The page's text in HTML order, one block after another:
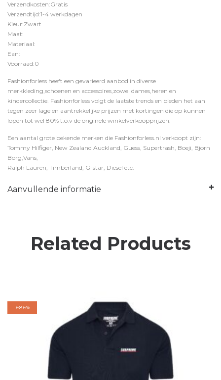
Verzendkosten:Gratis
Verzendtijd:1-4 werkdagen
Kleur:Zwart
Maat:
Materiaal:
Ean:
Voorraad:0
Fashionforless heeft een gevarieerd aanbod in diverse
merkkleding,schoenen en accessoires,zowel dames,heren en
kindercollectie. Fashionforless volgt de laatste trends en bieden het aan
tegen zeer lage en aantrekkelijke prijzen met kortingen die op kunnen
lopen tot wel 80% t.o.v de originele winkelverkoopprijzen.
Een aantal grote bekende merken die Fashionforless.nl verkoopt zijn:
Tommy Hilfiger, New Zealand Auckland, Guess, Supertrash, Boeji, Bjorn
Borg,Vans,
Ralph Lauren, Timberland, G-star, Diesel etc.
Aanvullende informatie
Related Products
-68.6%